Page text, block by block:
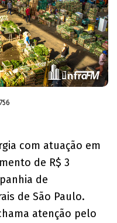
com atuação em
de R$ 3
de
de São Paulo.
atenção pelo